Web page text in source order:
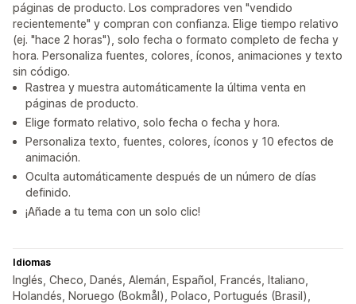
páginas de producto. Los compradores ven "vendido
recientemente" y compran con confianza. Elige tiempo relativo
(ej. "hace 2 horas"), solo fecha o formato completo de fecha y
hora. Personaliza fuentes, colores, íconos, animaciones y texto
sin código.
Rastrea y muestra automáticamente la última venta en
páginas de producto.
Elige formato relativo, solo fecha o fecha y hora.
Personaliza texto, fuentes, colores, íconos y 10 efectos de
animación.
Oculta automáticamente después de un número de días
definido.
¡Añade a tu tema con un solo clic!
Idiomas
Inglés, Checo, Danés, Alemán, Español, Francés, Italiano,
Holandés, Noruego (Bokmål), Polaco, Portugués (Brasil),